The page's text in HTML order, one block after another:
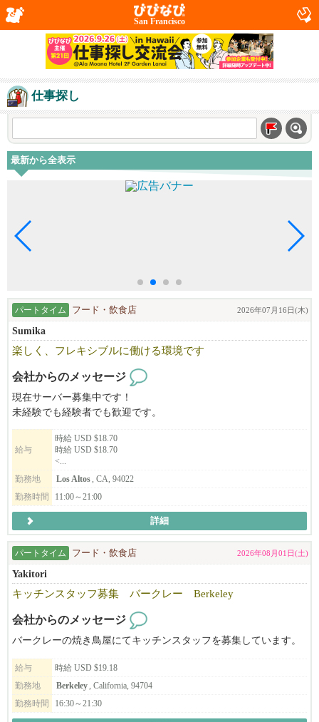
San Francisco
仕事探し
最新から全表示
パートタイム フード・飲食店 2026年07月16日(木)
Sumika
楽しく、フレキシブルに働ける環境です
会社からのメッセージ
現在サーバー募集中です！
未経験でも経験者でも歓迎です。
給与
時給 USD $18.70
時給 USD $18.70
<...
勤務地
Los Altos, CA, 94022
勤務時間
11:00～21:00
詳細
パートタイム フード・飲食店 2026年08月01日(土)
Yakitori
キッチンスタッフ募集 バークレー Berkeley
会社からのメッセージ
バークレーの焼き鳥屋にてキッチンスタッフを募集しています。
給与
時給 USD $19.18
勤務地
Berkeley, California, 94704
勤務時間
16:30～21:30